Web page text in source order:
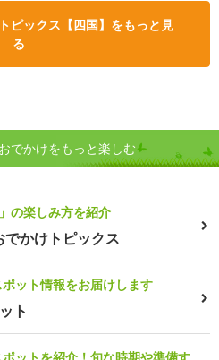
ピックス【四国】をもっと見
る
でかけをもっと楽しむ
の楽しみ方を紹介
かけトピックス
ット情報をお届けします
ト